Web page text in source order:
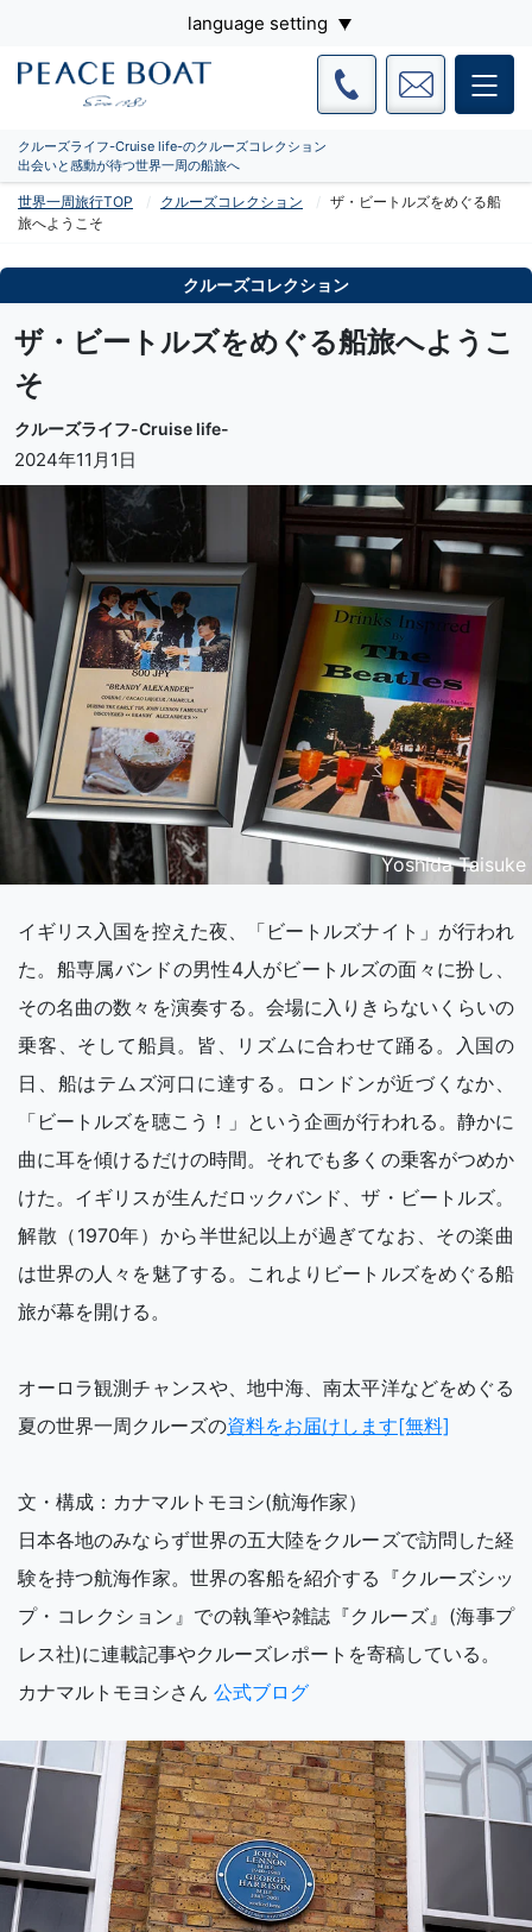
language setting
クルーズライフ-Cruise life-のクルーズコレクション
出会いと感動が待つ世界一周の船旅へ
世界一周旅行TOP クルーズコレクション
ザ・ビートルズをめぐる船
旅へようこそ
クルーズコレクション
ザ・ビートルズをめぐる船旅へようこ
そ
クルーズライフ-Cruise life-
2024年11月1日
Yoshida Taisuke
イギリス入国を控えた夜、「ビートルズナイト」が行われ
た。船専属バンドの男性4人がビートルズの面々に扮し、
その名曲の数々を演奏する。会場に入りきらないくらいの
乗客、そして船員。皆、リズムに合わせて踊る。入国の
日、船はテムズ河口に達する。ロンドンが近づくなか、
「ビートルズを聴こう！」という企画が行われる。静かに
曲に耳を傾けるだけの時間。それでも多くの乗客がつめか
けた。イギリスが生んだロックバンド、ザ・ビートルズ。
解散（1970年）から半世紀以上が過ぎてなお、その楽曲
は世界の人々を魅了する。これよりビートルズをめぐる船
旅が幕を開ける。
オーロラ観測チャンスや、地中海、南太平洋などをめぐる
夏の世界一周クルーズの資料をお届けします[無料]
文・構成：カナマルトモヨシ(航海作家）
日本各地のみならず世界の五大陸をクルーズで訪問した経
験を持つ航海作家。世界の客船を紹介する『クルーズシッ
プ・コレクション』での執筆や雑誌『クルーズ』(海事プ
レス社)に連載記事やクルーズレポートを寄稿している。
カナマルトモヨシさん 公式ブログ